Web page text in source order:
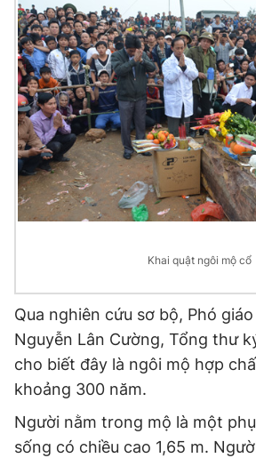
Sản phẩm khác
Tiện ích Bạn
Thông tin tòa soạn Liên
Theo dõi báo trên
Hotline
0906 645 777 0908
Khai quật ngôi mộ cổ
Qua nghiên cứu sơ bộ, Phó
Nguyễn Lân Cường, Tổng thư
cho biết đây là ngôi mộ hợp
khoảng 300 năm.
Người nằm trong mộ là một
sống có chiều cao 1,65 m.